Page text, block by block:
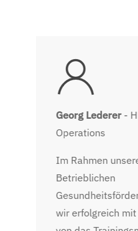
Georg Lederer-
Operations
Im Rahmen
Betrieblichen
wir erfolgreich